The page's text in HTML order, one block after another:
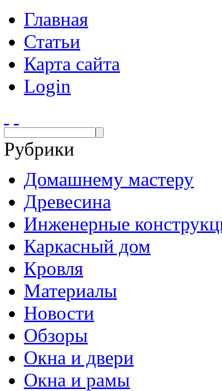
Главная
Статьи
Карта сайта
Login
Рубрики
Домашнему мастеру
Древесина
Инженерные
Каркасный дом
Кровля
Материалы
Новости
Обзоры
Окна и двери
Окна и рамы